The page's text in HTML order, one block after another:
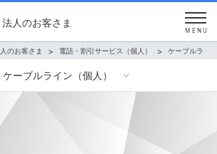
法人のお客さま
MENU
のお客さま 電話・割引サービス（個人） ケーブルライ
ケーブルライン（個人）